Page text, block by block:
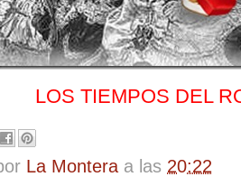
LOS TIEMPOS DEL
La Montera a las 20:22